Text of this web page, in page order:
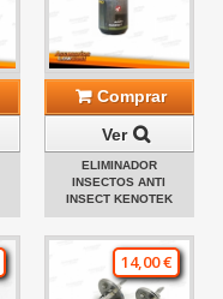
Comprar
Ver
ELIMINADOR
INSECTOS ANTI
INSECT KENOTEK
14,00 €